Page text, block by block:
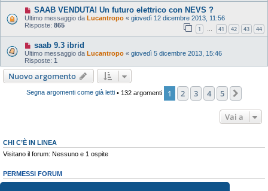
SAAB VENDUTA! Un futuro elettrico con NEVS ?
Ultimo messaggio da Lucantropo « giovedì 12 dicembre 2013, 11:56
Risposte: 865 1 … 41 42 43 44
saab 9.3 ibrid
Ultimo messaggio da Lucantropo « giovedì 5 dicembre 2013, 15:46
Risposte: 1
Nuovo argomento
Segna argomenti come già letti • 132 argomenti 1 2 3 4 5
Vai a
CHI C’È IN LINEA
Visitano il forum: Nessuno e 1 ospite
PERMESSI FORUM